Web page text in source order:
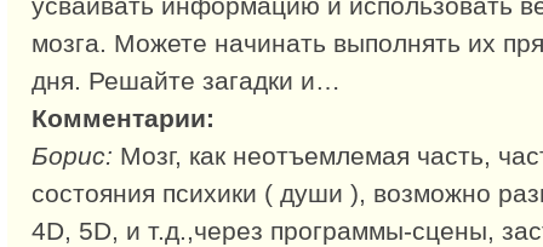
усваивать информацию и использовать
мозга. Можете начинать выполнять их
дня. Решайте загадки и…
Комментарии:
Борис: Мозг, как неотъемлемая часть,
состояния психики ( души ), возможно
4D, 5D, и т.д.,через программы-сцены,